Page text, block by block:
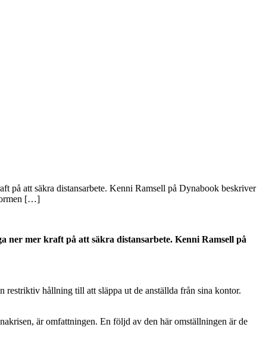
på att säkra distansarbete. Kenni Ramsell på Dynabook beskriver
[…]
ner mer kraft på att säkra distansarbete. Kenni Ramsell på
restriktiv hållning till att släppa ut de anställda från sina kontor.
är omfattningen. En följd av den här omställningen är de